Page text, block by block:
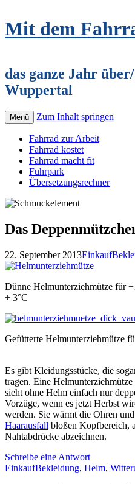
Mit dem
das ganze Jahr
Wuppertal
Menü Zum Inhalt springen
Fahrrad zur Arbeit
Fahrrad kostet
Fahrrad macht fit
Fuhrpark
Übersetzungsrechner
Das
22. September 2013Einkauf
Dünne Helmunterziehmütze für
+ 3°C
Gefütterte Helmunterziehmütze
Es gibt Kleidungsstücke, die
tragen. Eine
sieht ohne Helm einfach nur
Vorzüge, wenn es jetzt Herbst
werden. Sie wärmt die Ohren
Haarausfall bloßen Kopfbereich,
Nahtabdrücke abzeichnen.
Schreibe eine Antwort
EinkaufBekleidung, Helm,